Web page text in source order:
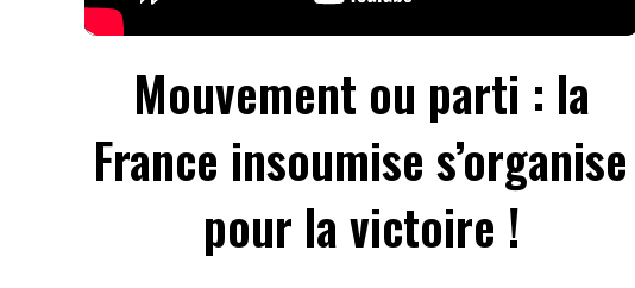
Mouvement ou parti : la
France insoumise s’organise
pour la victoire !